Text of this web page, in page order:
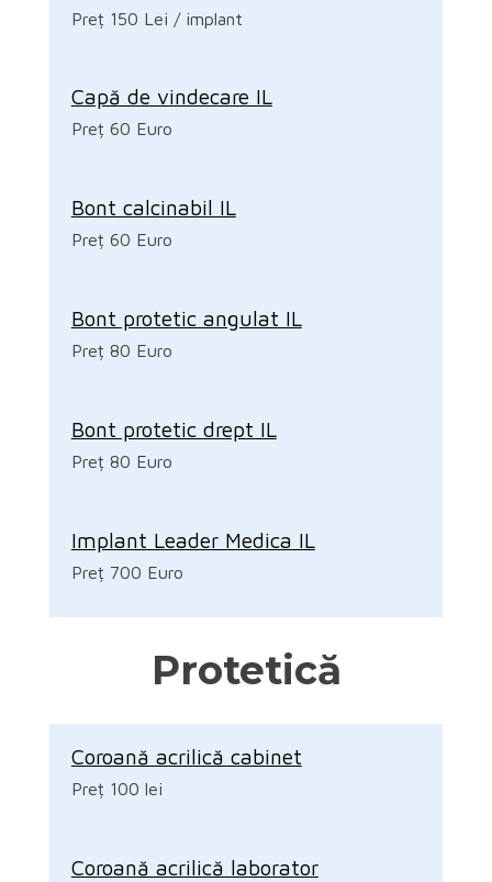
Preț 150 Lei / implant
Capă de vindecare IL
Preț 60 Euro
Bont calcinabil IL
Preț 60 Euro
Bont protetic angulat IL
Preț 80 Euro
Bont protetic drept IL
Preț 80 Euro
Implant Leader Medica IL
Preț 700 Euro
Protetică
Coroană acrilică cabinet
Preț 100 lei
Coroană acrilică laborator